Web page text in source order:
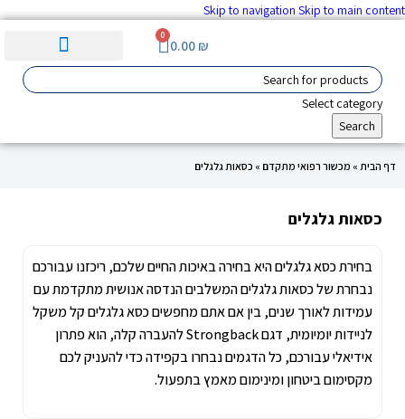
Skip to navigation Skip to main content
0.00 ₪
0
Select category
Search
דף הבית » מכשור רפואי מתקדם » כסאות גלגלים
כסאות גלגלים
בחירת כסא גלגלים היא בחירה באיכות החיים שלכם, ריכזנו עבורכם
נבחרת של כסאות גלגלים המשלבים הנדסה אנושית מתקדמת עם
עמידות לאורך שנים, בין אם אתם מחפשים כסא גלגלים קל משקל
לניידות יומיומית, דגם Strongback להעברה קלה, הוא פתרון
אידיאלי עבורכם, כל הדגמים נבחרו בקפידה כדי להעניק לכם
מקסימום ביטחון ומינימום מאמץ בתפעול.